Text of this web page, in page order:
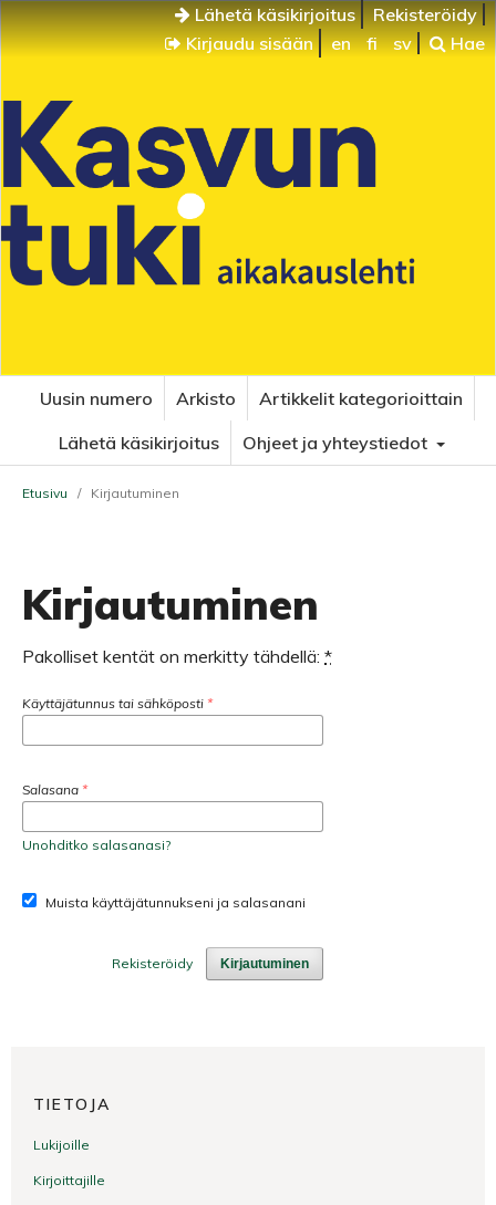
Lähetä käsikirjoitus
Rekisteröidy
Kirjaudu sisään
en fi sv Hae
Uusin numero Arkisto
Artikkelit kategorioittain
Lähetä käsikirjoitus
Ohjeet ja yhteystiedot
Etusivu / Kirjautuminen
Kirjautuminen
Pakolliset kentät on merkitty tähdellä: *
Käyttäjätunnus tai sähköposti *
Salasana *
Unohditko salasanasi?
Muista käyttäjätunnukseni ja salasanani
Kirjautuminen
Rekisteröidy
TIETOJA
Lukijoille
Kirjoittajille